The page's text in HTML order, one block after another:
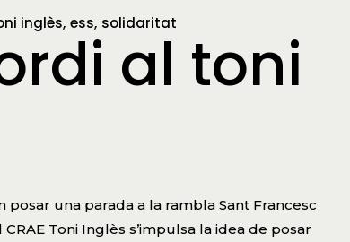
inglès ess solidaritat
al toni
posar una parada a la rambla Sant Francesc
Toni Inglès s’impulsa la idea de posar